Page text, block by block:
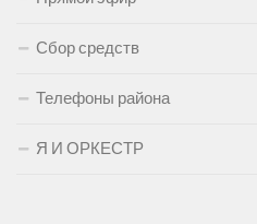
Сбор средств
Телефоны района
Я И ОРКЕСТР